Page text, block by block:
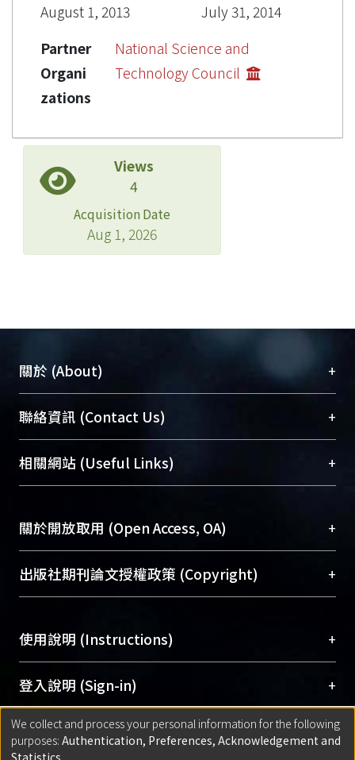
August 1, 2013
July 31, 2014
Partner
Organi
zations
National Science and
Technology Council
Views
4
Acquisition Date
Aug 1, 2026
關於 (About) +
臺大位居世界頂尖大學之列，為永久珍藏及向國際
展現本校豐碩的研究成果及學術能量，圖書館整合
機構典藏（NTUR）與學術庫（AH）不同功能平
台，成為臺大學術典藏NTU scholars。期能整合研
成果。
To permanently archive and promote researcher
profiles and scholarly works, Library integrates the
services of “NTU Repository” with “Academic
聯絡資訊 (Contact Us) +
總館學科館員(Main Library)
醫學圖書館學科館員(Medical Library)
Sciences Library)
相關網站 (Useful Links) +
關於開放取用 (Open Access, OA) +
開放取用是從使用者角度提升資訊取用性的社會運
動，應用在學術研究上是透過將研究著作公開供使
用逐年攀升。同時可加速研究發展、提升研究影響
Archive）平台。 （點選深入了解OA）
出版社期刊論文授權政策 (Copyright) +
含部分內容的版權非匯入者所有，或由第三方贊
助與合作完成，請確認該版權所有者及第三方同
意提供此授權。
Please represent that the submission is your
original work, and that you have the right to
grant the rights to upload.
使用說明 (Instructions) +
網站簡介(Quickstart Guide)
使用手冊(Instruction Manual)
線上預約服務(Booking Service)
登入說明 (Sign-in) +
方案一：臺灣大學計算機中心帳號登入
(With C&INC Email Account)
匯入著作 (Submission) +
We collect and process your personal information for the following
purposes: Authentication, Preferences, Acknowledgement and
Statistics